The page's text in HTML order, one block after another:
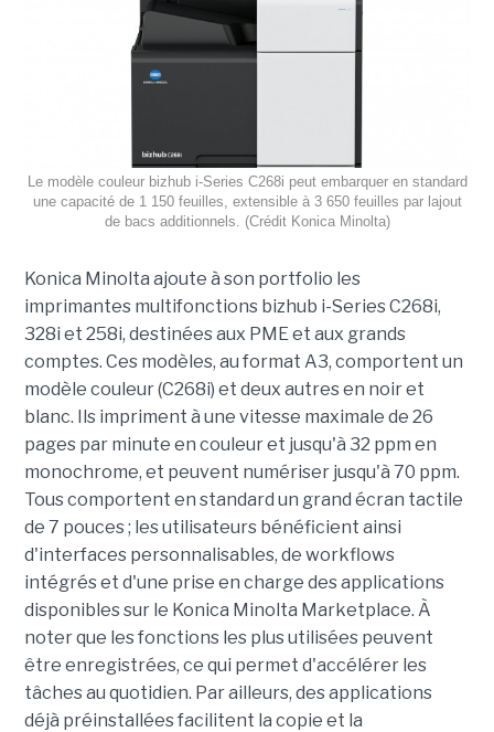
Le modèle couleur bizhub i-Series C268i peut embarquer en standard
une capacité de 1 150 feuilles, extensible à 3 650 feuilles par lajout
de bacs additionnels. (Crédit Konica Minolta)
Konica Minolta ajoute à son portfolio les
imprimantes multifonctions bizhub i-Series C268i,
328i et 258i, destinées aux PME et aux grands
comptes. Ces modèles, au format A3, comportent un
modèle couleur (C268i) et deux autres en noir et
blanc. Ils impriment à une vitesse maximale de 26
pages par minute en couleur et jusqu'à 32 ppm en
monochrome, et peuvent numériser jusqu'à 70 ppm.
Tous comportent en standard un grand écran tactile
de 7 pouces ; les utilisateurs bénéficient ainsi
d'interfaces personnalisables, de workflows
intégrés et d'une prise en charge des applications
disponibles sur le Konica Minolta Marketplace. À
noter que les fonctions les plus utilisées peuvent
être enregistrées, ce qui permet d'accélérer les
tâches au quotidien. Par ailleurs, des applications
déjà préinstallées facilitent la copie et la